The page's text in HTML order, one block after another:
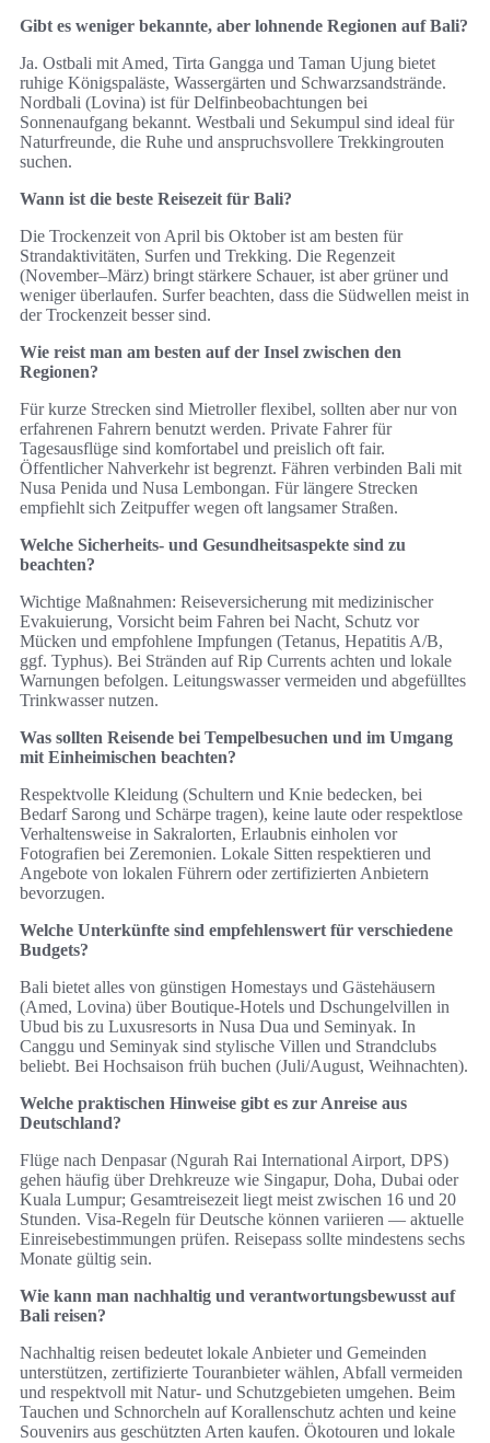
Gibt es weniger bekannte, aber lohnende Regionen auf Bali?
Ja. Ostbali mit Amed, Tirta Gangga und Taman Ujung bietet
ruhige Königspaläste, Wassergärten und Schwarzsandstrände.
Nordbali (Lovina) ist für Delfinbeobachtungen bei
Sonnenaufgang bekannt. Westbali und Sekumpul sind ideal für
Naturfreunde, die Ruhe und anspruchsvollere Trekkingrouten
suchen.
Wann ist die beste Reisezeit für Bali?
Die Trockenzeit von April bis Oktober ist am besten für
Strandaktivitäten, Surfen und Trekking. Die Regenzeit
(November–März) bringt stärkere Schauer, ist aber grüner und
weniger überlaufen. Surfer beachten, dass die Südwellen meist in
der Trockenzeit besser sind.
Wie reist man am besten auf der Insel zwischen den
Regionen?
Für kurze Strecken sind Mietroller flexibel, sollten aber nur von
erfahrenen Fahrern benutzt werden. Private Fahrer für
Tagesausflüge sind komfortabel und preislich oft fair.
Öffentlicher Nahverkehr ist begrenzt. Fähren verbinden Bali mit
Nusa Penida und Nusa Lembongan. Für längere Strecken
empfiehlt sich Zeitpuffer wegen oft langsamer Straßen.
Welche Sicherheits- und Gesundheitsaspekte sind zu
beachten?
Wichtige Maßnahmen: Reiseversicherung mit medizinischer
Evakuierung, Vorsicht beim Fahren bei Nacht, Schutz vor
Mücken und empfohlene Impfungen (Tetanus, Hepatitis A/B,
ggf. Typhus). Bei Stränden auf Rip Currents achten und lokale
Warnungen befolgen. Leitungswasser vermeiden und abgefülltes
Trinkwasser nutzen.
Was sollten Reisende bei Tempelbesuchen und im Umgang
mit Einheimischen beachten?
Respektvolle Kleidung (Schultern und Knie bedecken, bei
Bedarf Sarong und Schärpe tragen), keine laute oder respektlose
Verhaltensweise in Sakralorten, Erlaubnis einholen vor
Fotografien bei Zeremonien. Lokale Sitten respektieren und
Angebote von lokalen Führern oder zertifizierten Anbietern
bevorzugen.
Welche Unterkünfte sind empfehlenswert für verschiedene
Budgets?
Bali bietet alles von günstigen Homestays und Gästehäusern
(Amed, Lovina) über Boutique‑Hotels und Dschungelvillen in
Ubud bis zu Luxusresorts in Nusa Dua und Seminyak. In
Canggu und Seminyak sind stylische Villen und Strandclubs
beliebt. Bei Hochsaison früh buchen (Juli/August, Weihnachten).
Welche praktischen Hinweise gibt es zur Anreise aus
Deutschland?
Flüge nach Denpasar (Ngurah Rai International Airport, DPS)
gehen häufig über Drehkreuze wie Singapur, Doha, Dubai oder
Kuala Lumpur; Gesamtreisezeit liegt meist zwischen 16 und 20
Stunden. Visa‑Regeln für Deutsche können variieren — aktuelle
Einreisebestimmungen prüfen. Reisepass sollte mindestens sechs
Monate gültig sein.
Wie kann man nachhaltig und verantwortungsbewusst auf
Bali reisen?
Nachhaltig reisen bedeutet lokale Anbieter und Gemeinden
unterstützen, zertifizierte Touranbieter wählen, Abfall vermeiden
und respektvoll mit Natur- und Schutzgebieten umgehen. Beim
Tauchen und Schnorcheln auf Korallenschutz achten und keine
Souvenirs aus geschützten Arten kaufen. Ökotouren und lokale